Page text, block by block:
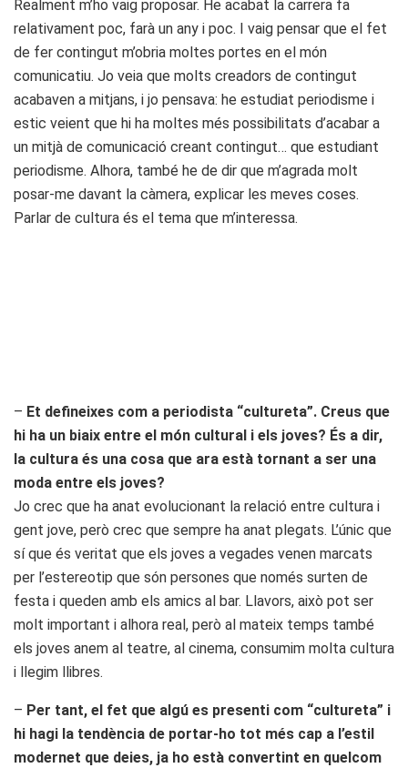
Realment m’ho vaig proposar. He acabat la carrera fa
relativament poc, farà un any i poc. I vaig pensar que el fet
de fer contingut m’obria moltes portes en el món
comunicatiu. Jo veia que molts creadors de contingut
acabaven a mitjans, i jo pensava: he estudiat periodisme i
estic veient que hi ha moltes més possibilitats d’acabar a
un mitjà de comunicació creant contingut… que estudiant
periodisme. Alhora, també he de dir que m’agrada molt
posar-me davant la càmera, explicar les meves coses.
Parlar de cultura és el tema que m’interessa.
– Et defineixes com a periodista “cultureta”. Creus que
hi ha un biaix entre el món cultural i els joves? És a dir,
la cultura és una cosa que ara està tornant a ser una
moda entre els joves?
Jo crec que ha anat evolucionant la relació entre cultura i
gent jove, però crec que sempre ha anat plegats. L’únic que
sí que és veritat que els joves a vegades venen marcats
per l’estereotip que són persones que només surten de
festa i queden amb els amics al bar. Llavors, això pot ser
molt important i alhora real, però al mateix temps també
els joves anem al teatre, al cinema, consumim molta cultura
i llegim llibres.
– Per tant, el fet que algú es presenti com “cultureta” i
hi hagi la tendència de portar-ho tot més cap a l’estil
modernet que deies, ja ho està convertint en quelcom